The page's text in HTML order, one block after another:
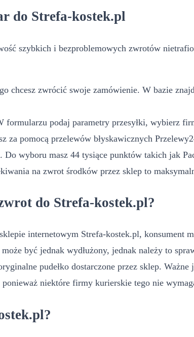
do Strefa-kostek.pl
szybkich i bezproblemowych zwrotów
chcesz zwrócić swoje zamówienie. W bazie
formularzu podaj parametry przesyłki, wybierz
za pomocą przelewów błyskawicznych
Do wyboru masz 44 tysiące punktów takich jak
na zwrot środków przez sklep to
do Strefa-kostek.pl?
internetowym Strefa-kostek.pl, konsument
być jednak wydłużony, jednak należy to
pudełko dostarczone przez sklep.
niektóre firmy kurierskie tego nie